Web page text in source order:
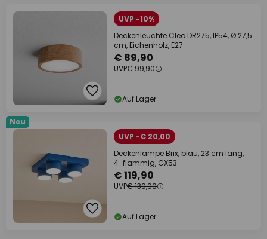
UVP -10%
Deckenleuchte Cleo DR275, IP54, Ø 27,5
cm, Eichenholz, E27
€ 89,90
UVP€ 99,90
Auf Lager
Neu
UVP -€ 20,00
Deckenlampe Brix, blau, 23 cm lang,
4-flammig, GX53
€ 119,90
UVP€ 139,90
Auf Lager